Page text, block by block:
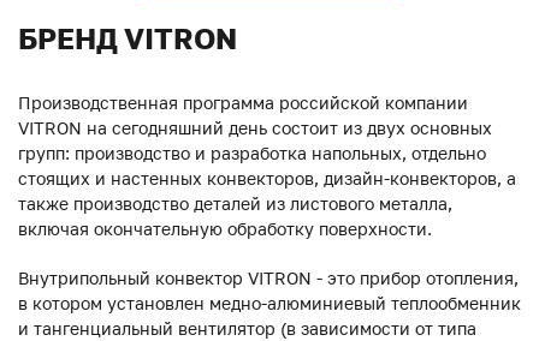
БРЕНД VITRON
Производственная программа российской компании
VITRON на сегодняшний день состоит из двух основных
групп: производство и разработка напольных, отдельно
стоящих и настенных конвекторов, дизайн-конвекторов, а
также производство деталей из листового металла,
включая окончательную обработку поверхности.
Внутрипольный конвектор VITRON - это прибор отопления,
в котором установлен медно-алюминиевый теплообменник
и тангенциальный вентилятор (в зависимости от типа